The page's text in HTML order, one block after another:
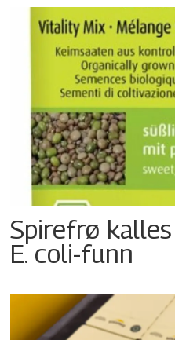
Spirefrø
E. coli-funn